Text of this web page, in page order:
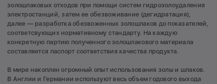
золошлаковых отходов при помощи систем гидрозолоудаления
электростанций, затем ее обезвоживание (дегидратация),
далее — разработка обезвоженных золошлаков до показателей,
соответсвующих нормативному стандарту. На каждую
конкретную партию полученного золошлакового материала
составляется паспорт соответствия качества продукта.
В мире накоплен огромный опыт использования золы и шлаков.
В Англии и Германии используют весь объем годового выхода